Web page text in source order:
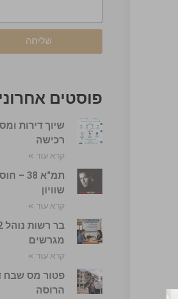
שליחה
פוסטים
שיוך דירות ומס
רכישה
קרא עוד »
תמ"א 38 –
שוויון
קרא עוד »
בר
מגרשים
קרא עוד »
פטור מס שבח
הרוסה